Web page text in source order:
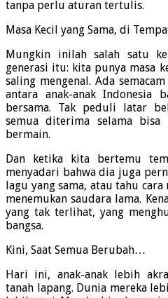
tanpa perlu aturan tertulis.
Masa Kecil yang Sama, di
Mungkin inilah salah satu
generasi itu: kita punya masa
saling mengenal. Ada
antara anak-anak Indonesia
bersama. Tak peduli latar
semua diterima selama
bermain.
Dan ketika kita bertemu
menyadari bahwa dia juga
lagu yang sama, atau tahu
menemukan saudara lama.
yang tak terlihat, yang
bangsa.
Kini, Saat Semua Berubah…
Hari ini, anak-anak lebih
tanah lapang. Dunia mereka